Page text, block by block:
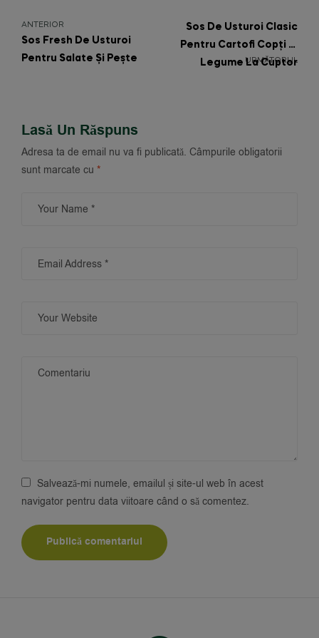
ANTERIOR
Sos Fresh De Usturoi
Pentru Salate Și Pește
URMĂTORUL
Sos De Usturoi Clasic
Pentru Cartofi Copți Și
Legume La Cuptor
Lasă Un Răspuns
Adresa ta de email nu va fi publicată. Câmpurile obligatorii
sunt marcate cu *
Salvează-mi numele, emailul și site-ul web în acest
navigator pentru data viitoare când o să comentez.